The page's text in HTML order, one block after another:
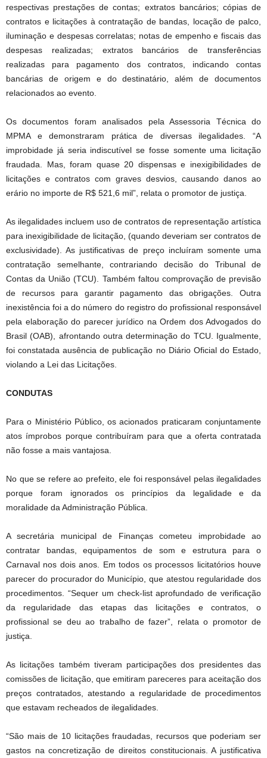
respectivas prestações de contas; extratos bancários; cópias de
contratos e licitações à contratação de bandas, locação de palco,
iluminação e despesas correlatas; notas de empenho e fiscais das
despesas realizadas; extratos bancários de transferências
realizadas para pagamento dos contratos, indicando contas
bancárias de origem e do destinatário, além de documentos
relacionados ao evento.
Os documentos foram analisados pela Assessoria Técnica do
MPMA e demonstraram prática de diversas ilegalidades. “A
improbidade já seria indiscutível se fosse somente uma licitação
fraudada. Mas, foram quase 20 dispensas e inexigibilidades de
licitações e contratos com graves desvios, causando danos ao
erário no importe de R$ 521,6 mil”, relata o promotor de justiça.
As ilegalidades incluem uso de contratos de representação artística
para inexigibilidade de licitação, (quando deveriam ser contratos de
exclusividade). As justificativas de preço incluíram somente uma
contratação semelhante, contrariando decisão do Tribunal de
Contas da União (TCU). Também faltou comprovação de previsão
de recursos para garantir pagamento das obrigações. Outra
inexistência foi a do número do registro do profissional responsável
pela elaboração do parecer jurídico na Ordem dos Advogados do
Brasil (OAB), afrontando outra determinação do TCU. Igualmente,
foi constatada ausência de publicação no Diário Oficial do Estado,
violando a Lei das Licitações.
CONDUTAS
Para o Ministério Público, os acionados praticaram conjuntamente
atos ímprobos porque contribuíram para que a oferta contratada
não fosse a mais vantajosa.
No que se refere ao prefeito, ele foi responsável pelas ilegalidades
porque foram ignorados os princípios da legalidade e da
moralidade da Administração Pública.
A secretária municipal de Finanças cometeu improbidade ao
contratar bandas, equipamentos de som e estrutura para o
Carnaval nos dois anos. Em todos os processos licitatórios houve
parecer do procurador do Município, que atestou regularidade dos
procedimentos. “Sequer um check-list aprofundado de verificação
da regularidade das etapas das licitações e contratos, o
profissional se deu ao trabalho de fazer”, relata o promotor de
justiça.
As licitações também tiveram participações dos presidentes das
comissões de licitação, que emitiram pareceres para aceitação dos
preços contratados, atestando a regularidade de procedimentos
que estavam recheados de ilegalidades.
“São mais de 10 licitações fraudadas, recursos que poderiam ser
gastos na concretização de direitos constitucionais. A justificativa